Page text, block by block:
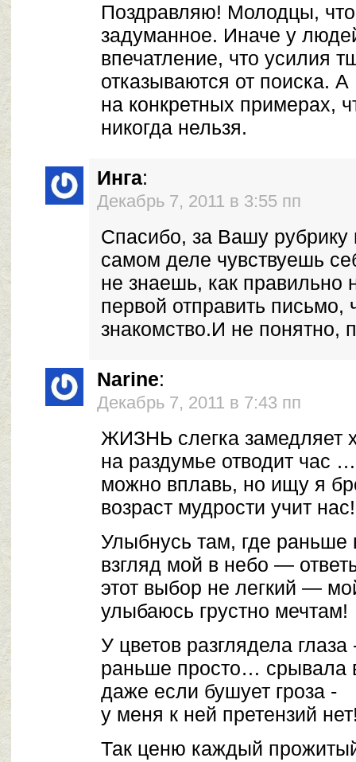
Поздравляю! Молодцы,
задуманное. Иначе у
впечатление, что усилия
отказываются от поиска.
на конкретных примерах,
никогда нельзя.
Инга:
Декабрь 7, 2011 в 3:55 пп
Спасибо, за Вашу рубрику
самом деле чувствуешь
не знаешь, как правильно
первой отправить письмо,
знакомство.И не понятно,
Narine:
Декабрь 7, 2011 в 7:43 пп
ЖИЗНЬ слегка замедляет
на раздумье отводит час …
можно вплавь, но ищу я
возраст мудрости учит нас!
Улыбнусь там, где раньше
взгляд мой в небо —
этот выбор не легкий —
улыбаюсь грустно мечтам!
У цветов разглядела глаза
раньше просто… срывала
даже если бушует гроза -
у меня к ней претензий
Так ценю каждый